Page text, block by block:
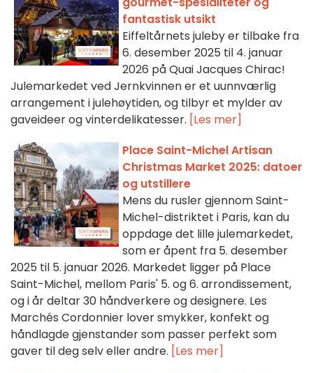
fantastisk utsikt
Eiffeltårnets juleby er tilbake fra
6. desember 2025 til 4. januar
2026 på Quai Jacques Chirac!
Julemarkedet ved Jernkvinnen er et uunnværlig
arrangement i julehøytiden, og tilbyr et mylder av
gaveideer og vinterdelikatesser. [Les mer]
Place Saint-Michel Artisan
Christmas Market 2025: datoer
og utstillere
Mens du rusler gjennom Saint-
Michel-distriktet i Paris, kan du
oppdage det lille julemarkedet,
som er åpent fra 5. desember
2025 til 5. januar 2026. Markedet ligger på Place
Saint-Michel, mellom Paris' 5. og 6. arrondissement,
og i år deltar 30 håndverkere og designere. Les
Marchés Cordonnier lover smykker, konfekt og
håndlagde gjenstander som passer perfekt som
gaver til deg selv eller andre. [Les mer]